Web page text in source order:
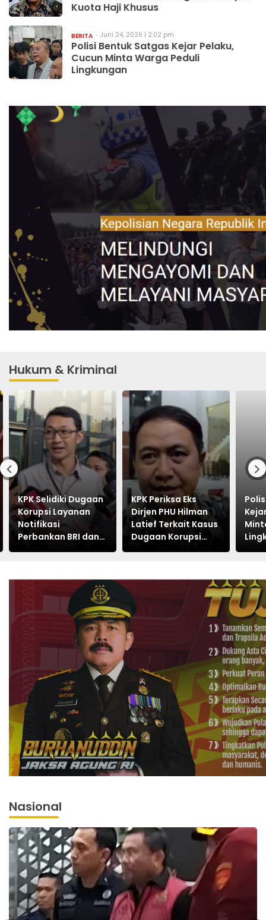
Kuota Haji Khusus
BERITA Juni 24, 2026 | 2:02 pm
Polisi Bentuk Satgas Kejar Pelaku,
Cucun Minta Warga Peduli
Lingkungan
Hukum & Kriminal
KPK Selidiki Dugaan
Korupsi Layanan
Notifikasi
Perbankan BRI dan
KPK Periksa Eks
Dirjen PHU Hilman
Latief Terkait Kasus
Dugaan Korupsi
Nasional